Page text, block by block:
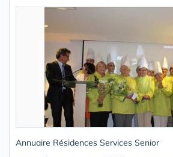
Annuaire Résidences Services Senior